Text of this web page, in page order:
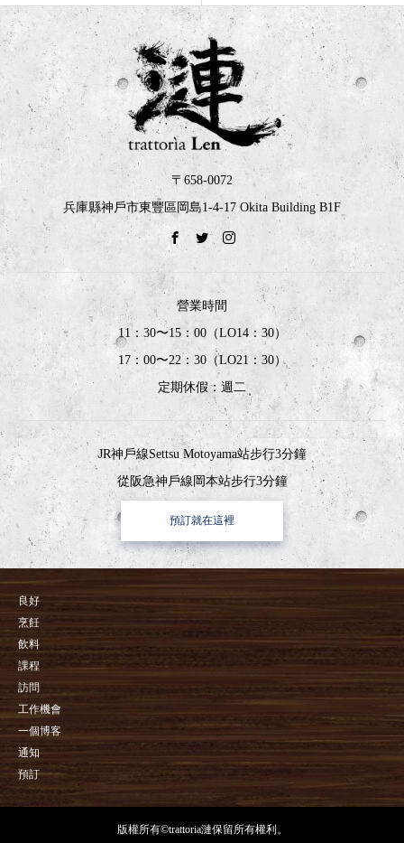
〒658-0072
兵庫縣神戶市東豐區岡島1-4-17 Okita Building B1F
營業時間
11：30〜15：00（LO14：30）
17：00〜22：30（LO21：30）
定期休假：週二
JR神戶線Settsu Motoyama站步行3分鐘
從阪急神戶線岡本站步行3分鐘
預訂就在這裡
良好
烹飪
飲料
課程
訪問
工作機會
一個博客
通知
預訂
版權所有©trattoria漣保留所有權利。